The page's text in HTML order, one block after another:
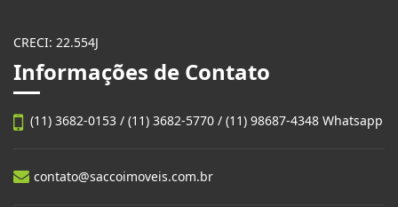
CRECI: 22.554J
Informações de Contato
(11) 3682-0153 / (11) 3682-5770 / (11) 98687-4348 Whatsapp
contato@saccoimoveis.com.br